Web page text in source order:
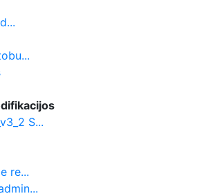
S...
re...